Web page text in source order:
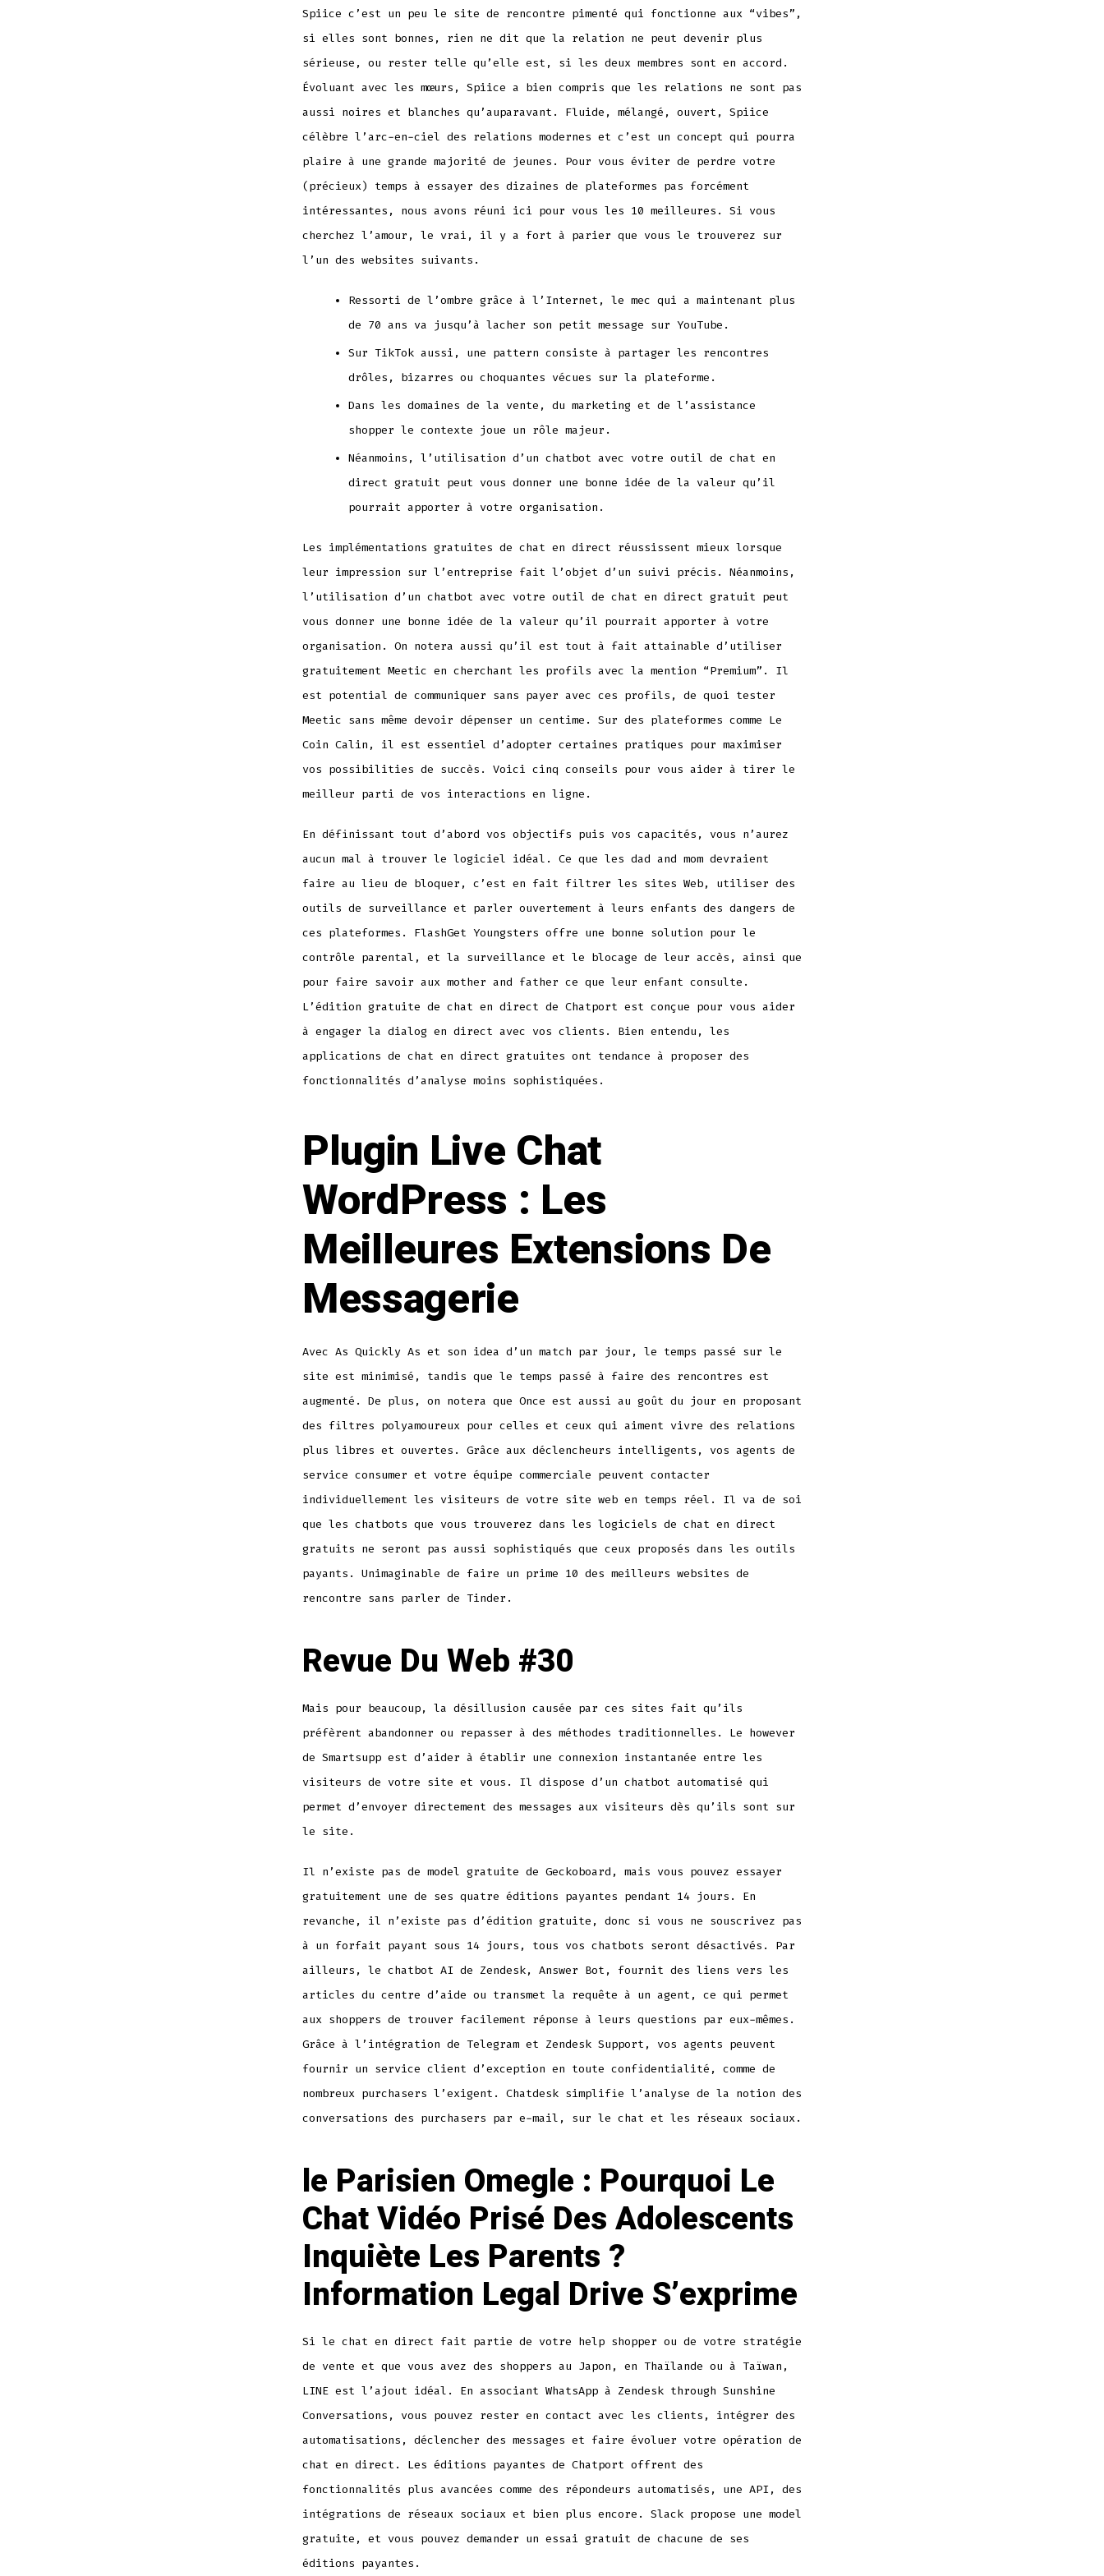
Spiice c’est un peu le site de rencontre pimenté qui fonctionne aux “vibes”,
si elles sont bonnes, rien ne dit que la relation ne peut devenir plus
sérieuse, ou rester telle qu’elle est, si les deux membres sont en accord.
Évoluant avec les mœurs, Spiice a bien compris que les relations ne sont pas
aussi noires et blanches qu’auparavant. Fluide, mélangé, ouvert, Spiice
célèbre l’arc-en-ciel des relations modernes et c’est un concept qui pourra
plaire à une grande majorité de jeunes. Pour vous éviter de perdre votre
(précieux) temps à essayer des dizaines de plateformes pas forcément
intéressantes, nous avons réuni ici pour vous les 10 meilleures. Si vous
cherchez l’amour, le vrai, il y a fort à parier que vous le trouverez sur
l’un des websites suivants.
Ressorti de l’ombre grâce à l’Internet, le mec qui a maintenant plus
de 70 ans va jusqu’à lacher son petit message sur YouTube.
Sur TikTok aussi, une pattern consiste à partager les rencontres
drôles, bizarres ou choquantes vécues sur la plateforme.
Dans les domaines de la vente, du marketing et de l’assistance
shopper le contexte joue un rôle majeur.
Néanmoins, l’utilisation d’un chatbot avec votre outil de chat en
direct gratuit peut vous donner une bonne idée de la valeur qu’il
pourrait apporter à votre organisation.
Les implémentations gratuites de chat en direct réussissent mieux lorsque
leur impression sur l’entreprise fait l’objet d’un suivi précis. Néanmoins,
l’utilisation d’un chatbot avec votre outil de chat en direct gratuit peut
vous donner une bonne idée de la valeur qu’il pourrait apporter à votre
organisation. On notera aussi qu’il est tout à fait attainable d’utiliser
gratuitement Meetic en cherchant les profils avec la mention “Premium”. Il
est potential de communiquer sans payer avec ces profils, de quoi tester
Meetic sans même devoir dépenser un centime. Sur des plateformes comme Le
Coin Calin, il est essentiel d’adopter certaines pratiques pour maximiser
vos possibilities de succès. Voici cinq conseils pour vous aider à tirer le
meilleur parti de vos interactions en ligne.
En définissant tout d’abord vos objectifs puis vos capacités, vous n’aurez
aucun mal à trouver le logiciel idéal. Ce que les dad and mom devraient
faire au lieu de bloquer, c’est en fait filtrer les sites Web, utiliser des
outils de surveillance et parler ouvertement à leurs enfants des dangers de
ces plateformes. FlashGet Youngsters offre une bonne solution pour le
contrôle parental, et la surveillance et le blocage de leur accès, ainsi que
pour faire savoir aux mother and father ce que leur enfant consulte.
L’édition gratuite de chat en direct de Chatport est conçue pour vous aider
à engager la dialog en direct avec vos clients. Bien entendu, les
applications de chat en direct gratuites ont tendance à proposer des
fonctionnalités d’analyse moins sophistiquées.
Plugin Live Chat
WordPress : Les
Meilleures Extensions De
Messagerie
Avec As Quickly As et son idea d’un match par jour, le temps passé sur le
site est minimisé, tandis que le temps passé à faire des rencontres est
augmenté. De plus, on notera que Once est aussi au goût du jour en proposant
des filtres polyamoureux pour celles et ceux qui aiment vivre des relations
plus libres et ouvertes. Grâce aux déclencheurs intelligents, vos agents de
service consumer et votre équipe commerciale peuvent contacter
individuellement les visiteurs de votre site web en temps réel. Il va de soi
que les chatbots que vous trouverez dans les logiciels de chat en direct
gratuits ne seront pas aussi sophistiqués que ceux proposés dans les outils
payants. Unimaginable de faire un prime 10 des meilleurs websites de
rencontre sans parler de Tinder.
Revue Du Web #30
Mais pour beaucoup, la désillusion causée par ces sites fait qu’ils
préfèrent abandonner ou repasser à des méthodes traditionnelles. Le however
de Smartsupp est d’aider à établir une connexion instantanée entre les
visiteurs de votre site et vous. Il dispose d’un chatbot automatisé qui
permet d’envoyer directement des messages aux visiteurs dès qu’ils sont sur
le site.
Il n’existe pas de model gratuite de Geckoboard, mais vous pouvez essayer
gratuitement une de ses quatre éditions payantes pendant 14 jours. En
revanche, il n’existe pas d’édition gratuite, donc si vous ne souscrivez pas
à un forfait payant sous 14 jours, tous vos chatbots seront désactivés. Par
ailleurs, le chatbot AI de Zendesk, Answer Bot, fournit des liens vers les
articles du centre d’aide ou transmet la requête à un agent, ce qui permet
aux shoppers de trouver facilement réponse à leurs questions par eux-mêmes.
Grâce à l’intégration de Telegram et Zendesk Support, vos agents peuvent
fournir un service client d’exception en toute confidentialité, comme de
nombreux purchasers l’exigent. Chatdesk simplifie l’analyse de la notion des
conversations des purchasers par e-mail, sur le chat et les réseaux sociaux.
le Parisien Omegle : Pourquoi Le
Chat Vidéo Prisé Des Adolescents
Inquiète Les Parents ?
Information Legal Drive S’exprime
Si le chat en direct fait partie de votre help shopper ou de votre stratégie
de vente et que vous avez des shoppers au Japon, en Thaïlande ou à Taïwan,
LINE est l’ajout idéal. En associant WhatsApp à Zendesk through Sunshine
Conversations, vous pouvez rester en contact avec les clients, intégrer des
automatisations, déclencher des messages et faire évoluer votre opération de
chat en direct. Les éditions payantes de Chatport offrent des
fonctionnalités plus avancées comme des répondeurs automatisés, une API, des
intégrations de réseaux sociaux et bien plus encore. Slack propose une model
gratuite, et vous pouvez demander un essai gratuit de chacune de ses
éditions payantes.